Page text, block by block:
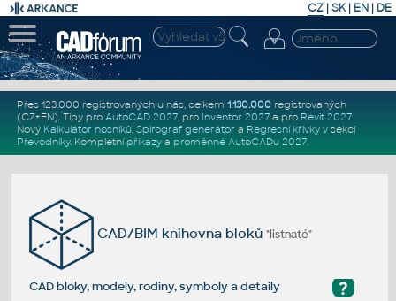
CZ | SK| EN | DE
Přes 123.000 registrovaných u nás, celkem 1.130.000registrovaných
(CZ+EN). Tipy pro AutoCAD 2027, pro Inventor 2027a pro Revit 2027.
Nový Kalkulátor nosníků, Spirograf generátor a Regresní křivkyv sekci
Převodníky. Kompletní příkazya proměnné AutoCADu 2027.
CAD/BIM knihovna bloků"listnaté"
?
CAD bloky, modely, rodiny, symboly a detaily